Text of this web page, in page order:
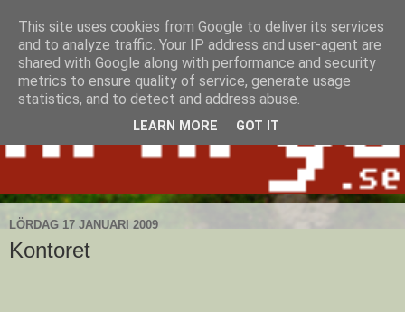
LÖRDAG 17 JANUARI 2009
Kontoret
This site uses cookies from Google to deliver its services
and to analyze traffic. Your IP address and user-agent are
shared with Google along with performance and security
metrics to ensure quality of service, generate usage
statistics, and to detect and address abuse.
LEARN MORE GOT IT